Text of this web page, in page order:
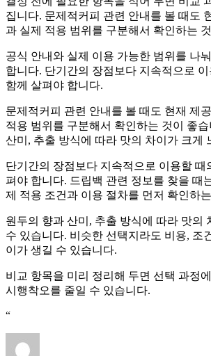
집니다. 문제적커피 관련 안내를 볼 때도
과 실제 적용 범위를 구분해서 확인하는
공식 안내와 실제 이용 가능한 범위를 나
합니다. 단기간의 장점보다 지속적으로 이
함께 살펴야 합니다.
문제적커피 관련 안내를 볼 때도 현재 제
적용 범위를 구분해서 확인하는 것이 좋
산미, 추출 방식에 따라 맛의 차이가 크게
단기간의 장점보다 지속적으로 이용할 때
펴야 합니다. 드립백 관련 정보를 찾을 때
제 적용 조건과 이용 절차를 먼저 확인하
원두의 향과 산미, 추출 방식에 따라 맛의
수 있습니다. 비슷한 선택지라도 비용, 조
이가 생길 수 있습니다.
비교 항목을 미리 정리해 두면 선택 과정
시행착오를 줄일 수 있습니다.
“